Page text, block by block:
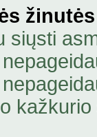
žinutės
siųsti